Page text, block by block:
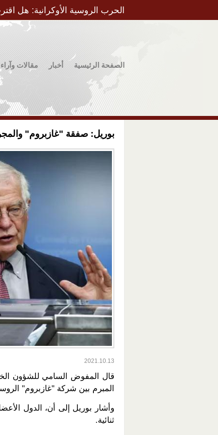
الحرب الروسية الأوكرانية: هل
الصفحة الرئيسية أخبار مقالات وآراء
بوريل: صفقة "غازبروم" والمجر
2021.10.13
قال المفوض السامي للشؤون
المبرم بين شركة "غازبروم"
وأشار بوريل إلى أن، الدول
ثنائية.